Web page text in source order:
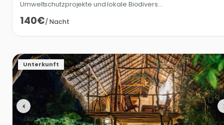
Umweltschutzprojekte und lokale Biodivers...
140€/Nacht
Unterkunft